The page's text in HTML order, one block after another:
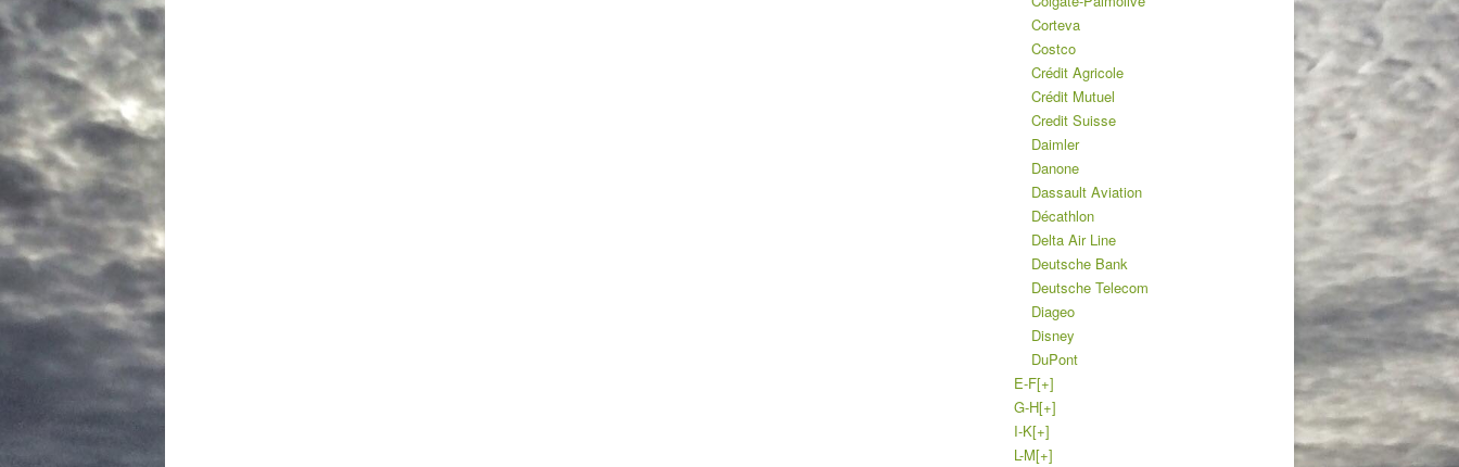
Corteva
Costco
Crédit Agricole
Crédit Mutuel
Credit Suisse
Daimler
Danone
Dassault Aviation
Décathlon
Delta Air Line
Deutsche Bank
Deutsche Telecom
Diageo
Disney
DuPont
E-F[+]
G-H[+]
I-K[+]
L-M[+]